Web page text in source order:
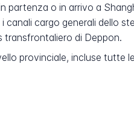
o in arrivo a
cargo generali dello
transfrontaliero di Deppon.
provinciale, incluse tutte